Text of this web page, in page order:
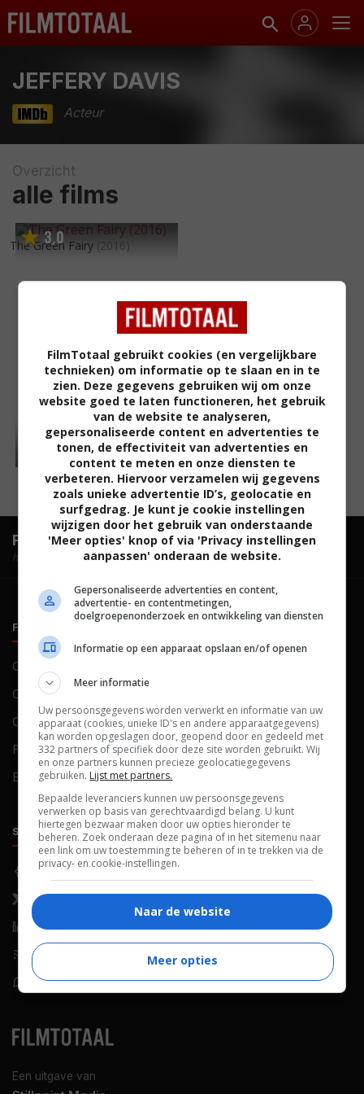
JEFFERY DAVIS
Acteur
Overzicht
alle films
3,0
The Green Fairy (2016)
FilmTotaal.Hét online filmoverzicht.
hosted by
Een uitgave van
FILMTOTAAL
Contact
Over ons
Colofon
FAQ
Blog
Cookies
Cookievoorkeuren
SOCIALS
Facebook
X (Twitter)
LinkedIn
RSS-feed
WhatsApp
ONTDEKKEN
Nieuws
Netflix
Films op tv
Bioscoop
FilmTotaal gebruikt cookies (en vergelijkbare
technieken) om informatie op te slaan en in te
zien. Deze gegevens gebruiken wij om onze
website goed te laten functioneren, het gebruik
van de website te analyseren,
gepersonaliseerde content en advertenties te
tonen, de effectiviteit van advertenties en
content te meten en onze diensten te
verbeteren. Hiervoor verzamelen wij gegevens
zoals unieke advertentie ID’s, geolocatie en
surfgedrag. Je kunt je cookie instellingen
wijzigen door het gebruik van onderstaande
'Meer opties' knop of via 'Privacy instellingen
aanpassen' onderaan de website.
Gepersonaliseerde advertenties en content,
advertentie- en contentmetingen,
doelgroepenonderzoek en ontwikkeling van diensten
Informatie op een apparaat opslaan en/of openen
Meer informatie
Uw persoonsgegevens worden verwerkt en informatie van uw
apparaat (cookies, unieke ID's en andere apparaatgegevens)
kan worden opgeslagen door, geopend door en gedeeld met
332 partners of specifiek door deze site worden gebruikt. Wij
en onze partners kunnen precieze geolocatiegegevens
gebruiken. Lijst met partners.
Bepaalde leveranciers kunnen uw persoonsgegevens
verwerken op basis van gerechtvaardigd belang. U kunt
hiertegen bezwaar maken door uw opties hieronder te
beheren. Zoek onderaan deze pagina of in het sitemenu naar
een link om uw toestemming te beheren of in te trekken via de
privacy- en cookie-instellingen.
Naar de website
Meer opties